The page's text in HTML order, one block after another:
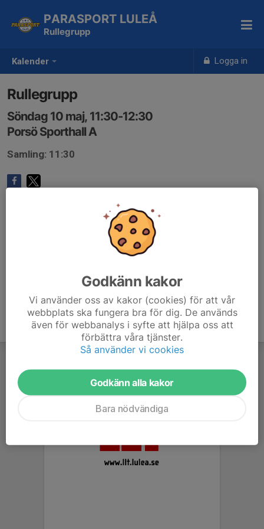
Kalender Logga in
PARASPORT LULEÅ
Rullegrupp
Rullegrupp
Söndag 10 maj, 11:30-12:30
Porsö Sporthall A
Samling: 11:30
Godkänn kakor
Vi använder oss av kakor (cookies) för att vår
webbplats ska fungera bra för dig. De används
även för webbanalys i syfte att hjälpa oss att
förbättra våra tjänster.
Så använder vi cookies
Godkänn alla kakor
Bara nödvändiga